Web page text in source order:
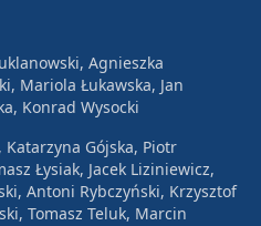
Agnieszka
Mariola Łukawska, Jan
Konrad Wysocki
Katarzyna Gójska, Piotr
Łysiak, Jacek Liziniewicz,
Antoni Rybczyński, Krzysztof
Tomasz Teluk, Marcin